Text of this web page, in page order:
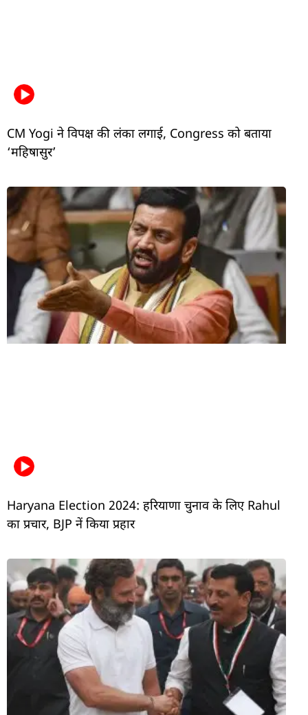
CM Yogi ने विपक्ष की लंका लगाई, Congress को बताया
‘महिषासुर’
Haryana Election 2024: हरियाणा चुनाव के लिए Rahul
का प्रचार, BJP नें किया प्रहार